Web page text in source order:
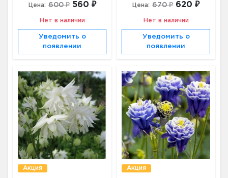
Цена: 600 ₽ 560 ₽
Нет в наличии
Уведомить о
появлении
Цена: 670 ₽ 620 ₽
Нет в наличии
Уведомить о
появлении
Акция Акция